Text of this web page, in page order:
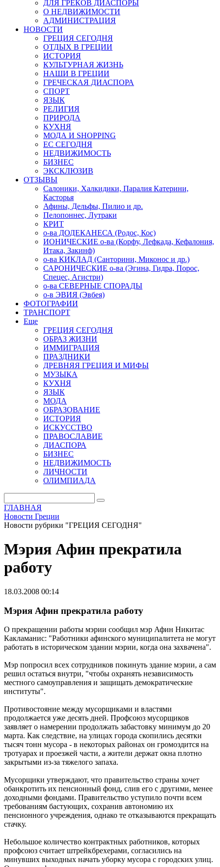
ДЛЯ ГРЕКОВ ДИАСПОРЫ
О НЕДВИЖИМОСТИ
АДМИНИСТРАЦИЯ
НОВОСТИ
ГРЕЦИЯ СЕГОДНЯ
ОТДЫХ В ГРЕЦИИ
ИСТОРИЯ
КУЛЬТУРНАЯ ЖИЗНЬ
НАШИ В ГРЕЦИИ
ГРЕЧЕСКАЯ ДИАСПОРА
СПОРТ
ЯЗЫК
РЕЛИГИЯ
ПРИРОДА
КУХНЯ
МОДА И SHOPPING
ЕС СЕГОДНЯ
НЕДВИЖИМОСТЬ
БИЗНЕС
ЭКСКЛЮЗИВ
ОТЗЫВЫ
Салоники, Халкидики, Паралия Катерини,
Касторья
Афины, Дельфы, Пилио и др.
Пелопоннес, Лутраки
КРИТ
о-ва ДОДЕКАНЕСА (Родос, Кос)
ИОНИЧЕСКИЕ о-ва (Корфу, Лефкада, Кефалония,
Итака, Закинф)
о-ва КИКЛАД (Санторини, Миконос и др.)
САРОНИЧЕСКИЕ о-ва (Эгина, Гидра, Порос,
Спецес, Агистри)
о-ва СЕВЕРНЫЕ СПОРАДЫ
о-в ЭВИЯ (Эвбея)
ФОТОГРАФИИ
ТРАНСПОРТ
Еще
ГРЕЦИЯ СЕГОДНЯ
ОБРАЗ ЖИЗНИ
ИММИГРАЦИЯ
ПРАЗДНИКИ
ДРЕВНЯЯ ГРЕЦИЯ И МИФЫ
МУЗЫКА
КУХНЯ
ЯЗЫК
МОДА
ОБРАЗОВАНИЕ
ИСТОРИЯ
ИСКУССТВО
ПРАВОСЛАВИЕ
ДИАСПОРА
БИЗНЕС
НЕДВИЖИМОСТЬ
ЛИЧНОСТИ
ОЛИМПИАДА
ГЛАВНАЯ
Новости Греции
Новости рубрики "ГРЕЦИЯ СЕГОДНЯ"
Мэрия Афин прекратила
работу
18.03.2008 00:14
Мэрия Афин прекратила работу
О прекращении работы мэрии сообщил мэр Афин Никитас
Какламанис: "Работники афинского муниципалитета не могут
работать в историческом здании мэрии, когда она захвачена".
Мэр попросил всех сотрудников покинуть здание мэрии, а сам
решил остаться внутри, "чтобы охранять независимость
местного самоуправления и защищать демократические
институты".
Противостояние между мусорщиками и властями
продолжается уже десять дней. Профсоюз мусорщиков
заявляет о намерении продолжать забастовку минимум до 20
марта. Как следствие, на улицах города скопились десятки
тысяч тонн мусора - в некоторых районах он громоздится на
тротуарах и проезжей части, а жители держат окна плотно
закрытыми из-за тяжелого запаха.
Мусорщики утверждают, что правительство страны хочет
обанкротить их пенсионный фонд, слив его с другими, менее
доходными фондами. Правительство уступило почти всем
требованиям бастующих, сохранив автономию их
пенсионного учреждения, однако те отказываются прекращать
стачку.
Небольшое количество контрактных работников, которых
профсоюз считает штрейкбрехерами, согласились на
минувших выходных начать уборку мусора с городских улиц.